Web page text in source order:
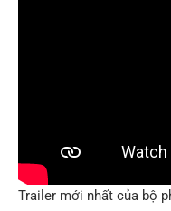
Trailer mới nhất của bộ